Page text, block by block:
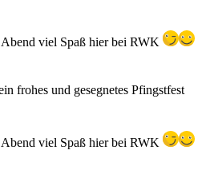
viel Spaß hier bei RWK
frohes und gesegnetes Pfingstfest
viel Spaß hier bei RWK